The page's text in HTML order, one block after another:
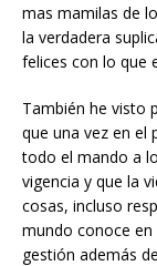
mas mamilas de
la verdadera
felices con lo que
También he visto
que una vez en el
todo el mando a
vigencia y que la
cosas, incluso
mundo conoce
gestión además